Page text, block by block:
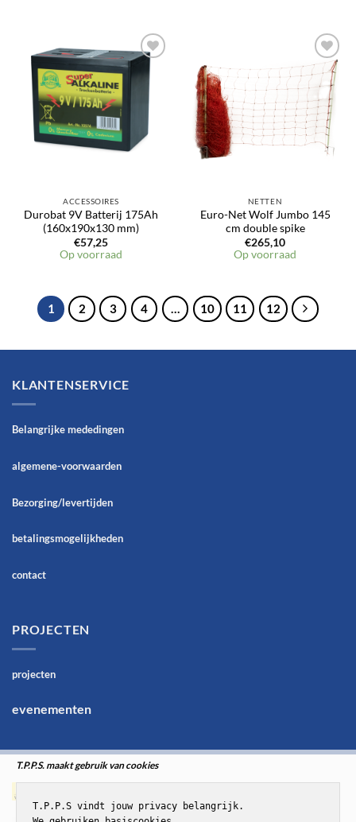
ACCESSOIRES
Durobat 9V Batterij 175Ah
(160x190x130 mm)
€57,25
Op voorraad
NETTEN
Euro-Net Wolf Jumbo 145
cm double spike
€265,10
Op voorraad
1 2 3 4 … 10 11 12
KLANTENSERVICE
Belangrijke mededingen
algemene-voorwaarden
Bezorging/levertijden
betalingsmogelijkheden
contact
PROJECTEN
projecten
evenementen
T.P.P.S. maakt gebruik van cookies
T.P.P.S vindt jouw privacy belangrijk.